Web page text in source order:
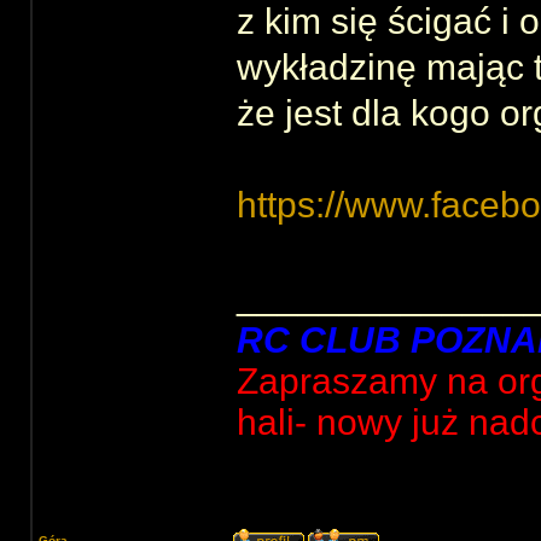
z kim się ścigać i
wykładzinę
że jest dla kogo
https://
RC CLUB
Zapraszamy na
hali- nowy już